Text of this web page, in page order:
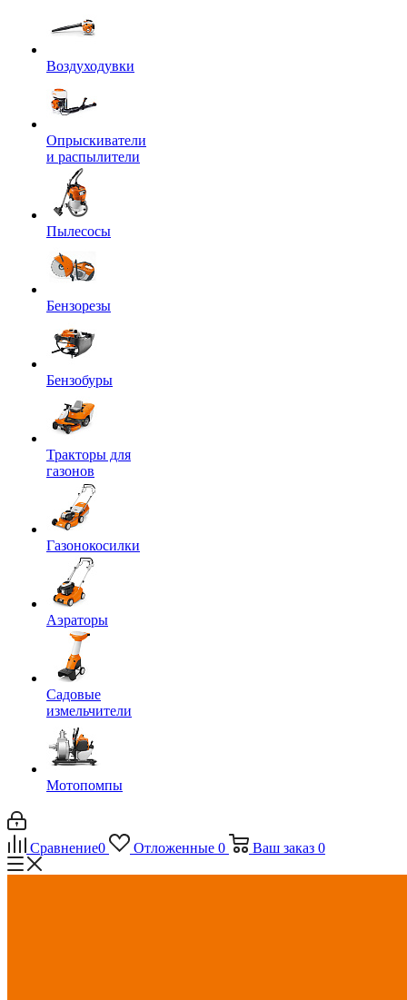
Воздуходувки
Опрыскиватели
и распылители
Пылесосы
Бензорезы
Бензобуры
Тракторы для
газонов
Газонокосилки
Аэраторы
Садовые
измельчители
Мотопомпы
Сравнение0 Отложенные 0 Ваш заказ 0